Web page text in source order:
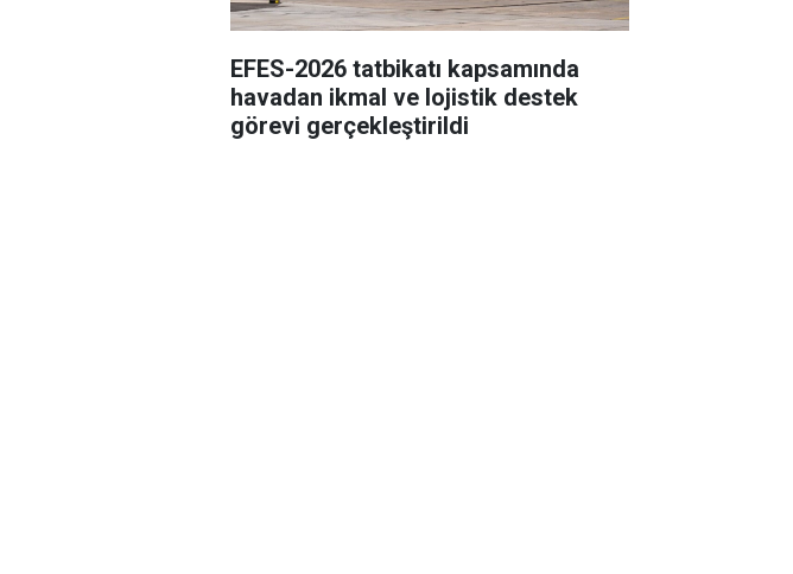
EFES-2026 tatbikatı kapsamında
havadan ikmal ve lojistik destek
görevi gerçekleştirildi